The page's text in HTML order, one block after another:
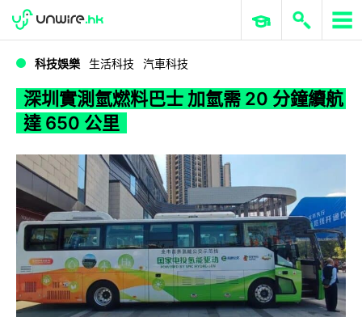
WWDC 2026 ERP 與商業 AI
科技娛樂 生活科技 汽車科技
深圳實測氫燃料巴士 加氫需 20 分鐘續航
達 650 公里